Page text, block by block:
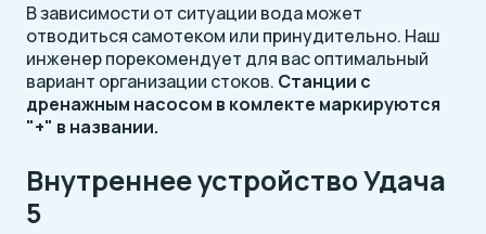
В зависимости от ситуации вода может
отводиться самотеком или принудительно. Наш
инженер порекомендует для вас оптимальный
вариант организации стоков. Станции с
дренажным насосом в комлекте маркируются
"+" в названии.
Внутреннее устройство Удача
5